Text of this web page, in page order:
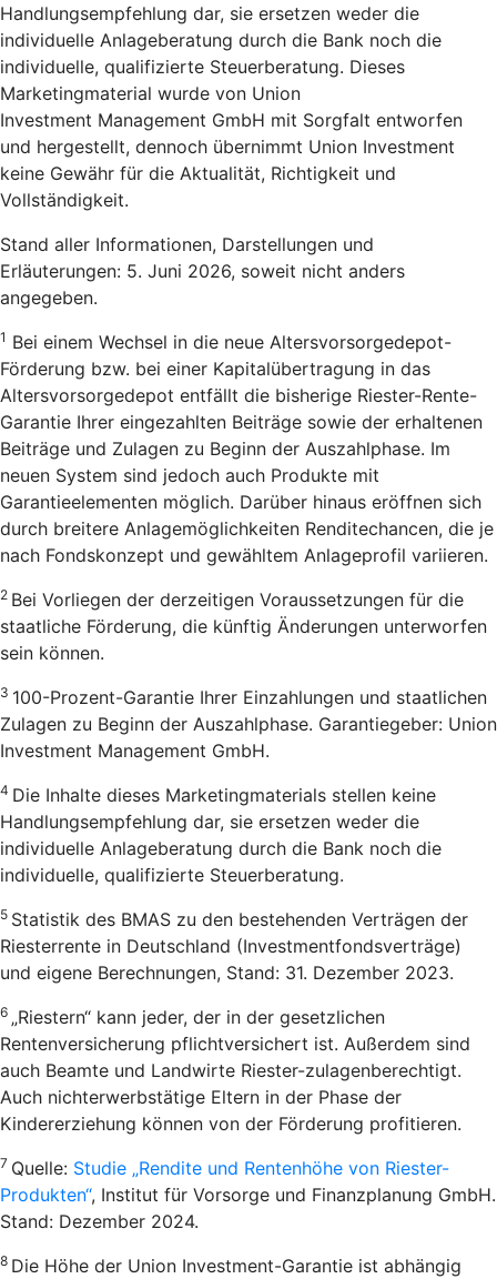
Handlungsempfehlung dar, sie ersetzen weder die
individuelle Anlageberatung durch die Bank noch die
individuelle, qualifizierte Steuerberatung. Dieses
Marketingmaterial wurde von Union
Investment Management GmbH mit Sorgfalt entworfen
und hergestellt, dennoch übernimmt Union Investment
keine Gewähr für die Aktualität, Richtigkeit und
Vollständigkeit.
Stand aller Informationen, Darstellungen und
Erläuterungen: 5. Juni 2026, soweit nicht anders
angegeben.
1 Bei einem Wechsel in die neue Altersvorsorgedepot-
Förderung bzw. bei einer Kapitalübertragung in das
Altersvorsorgedepot entfällt die bisherige Riester-Rente-
Garantie Ihrer eingezahlten Beiträge sowie der erhaltenen
Beiträge und Zulagen zu Beginn der Auszahlphase. Im
neuen System sind jedoch auch Produkte mit
Garantieelementen möglich. Darüber hinaus eröffnen sich
durch breitere Anlagemöglichkeiten Renditechancen, die je
nach Fondskonzept und gewähltem Anlageprofil variieren.
2 Bei Vorliegen der derzeitigen Voraussetzungen für die
staatliche Förderung, die künftig Änderungen unterworfen
sein können.
3 100-Prozent-Garantie Ihrer Einzahlungen und staatlichen
Zulagen zu Beginn der Auszahlphase. Garantiegeber: Union
Investment Management GmbH.
4 Die Inhalte dieses Marketingmaterials stellen keine
Handlungsempfehlung dar, sie ersetzen weder die
individuelle Anlageberatung durch die Bank noch die
individuelle, qualifizierte Steuerberatung.
5 Statistik des BMAS zu den bestehenden Verträgen der
Riesterrente in Deutschland (Investmentfondsverträge)
und eigene Berechnungen, Stand: 31. Dezember 2023.
6 „Riestern“ kann jeder, der in der gesetzlichen
Rentenversicherung pflichtversichert ist. Außerdem sind
auch Beamte und Landwirte Riester-zulagenberechtigt.
Auch nichterwerbstätige Eltern in der Phase der
Kindererziehung können von der Förderung profitieren.
7 Quelle: Studie „Rendite und Rentenhöhe von Riester-
Produkten“, Institut für Vorsorge und Finanzplanung GmbH.
Stand: Dezember 2024.
8 Die Höhe der Union Investment-Garantie ist abhängig